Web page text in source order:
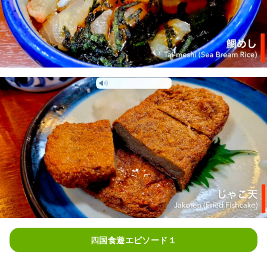
四国食遊エピソード１